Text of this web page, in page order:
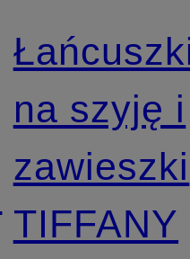
na szyję i
zawieszki
TIFFANY